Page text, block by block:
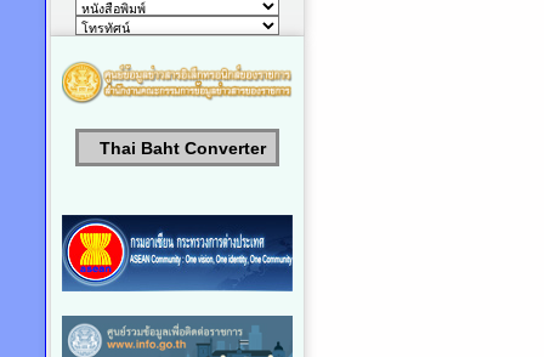
Thai Baht Converter